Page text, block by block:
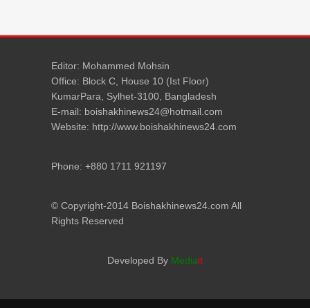
Editor: Mohammed Mohsin
Office: Block C, House 10 (Ist Floor)
KumarPara, Sylhet-3100, Bangladesh
E-mail: boishakhinews24@hotmail.com
Website: http://www.boishakhinews24.com
Phone: +880 1711 921197
© Copyright-2014 Boishakhinews24.com All
Rights Reserved
Developed By Mediait